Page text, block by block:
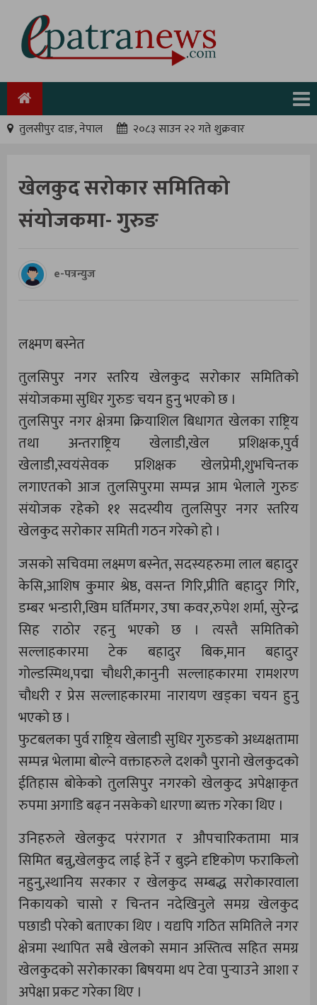
तुलसीपुर दाङ, नेपाल २०८३ साउन २२ गते शुक्रवार
खेलकुद सरोकार समितिको
संयोजकमा- गुरुङ
e-पत्रन्युज
लक्ष्मण बस्नेत
तुलसिपुर नगर स्तरिय खेलकुद सरोकार समितिको
संयोजकमा सुधिर गुरुङ चयन हुनु भएको छ ।
तुलसिपुर नगर क्षेत्रमा क्रियाशिल बिधागत खेलका राष्ट्रिय
तथा अन्तराष्ट्रिय खेलाडी,खेल प्रशिक्षक,पुर्व
खेलाडी,स्वयंसेवक प्रशिक्षक खेलप्रेमी,शुभचिन्तक
लगाएतको आज तुलसिपुरमा सम्पन्न आम भेलाले गुरुङ
संयोजक रहेको ११ सदस्यीय तुलसिपुर नगर स्तरिय
खेलकुद सरोकार समिती गठन गरेको हो ।
जसको सचिवमा लक्ष्मण बस्नेत, सदस्यहरुमा लाल बहादुर
केसि,आशिष कुमार श्रेष्ठ, वसन्त गिरि,प्रीति बहादुर गिरि,
डम्बर भन्डारी,खिम घर्तिमगर, उषा कवर,रुपेश शर्मा, सुरेन्द्र
सिह राठोर रहनु भएको छ । त्यस्तै समितिको
सल्लाहकारमा टेक बहादुर बिक,मान बहादुर
गोल्डस्मिथ,पद्मा चौधरी,कानुनी सल्लाहकारमा रामशरण
चौधरी र प्रेस सल्लाहकारमा नारायण खड्का चयन हुनु
भएको छ ।
फुटबलका पुर्व राष्ट्रिय खेलाडी सुधिर गुरुङको अध्यक्षतामा
सम्पन्न भेलामा बोल्ने वक्ताहरुले दशकौ पुरानो खेलकुदको
ईतिहास बोकेको तुलसिपुर नगरको खेलकुद अपेक्षाकृत
रुपमा अगाडि बढ्न नसकेको धारणा ब्यक्त गरेका थिए ।
उनिहरुले खेलकुद परंरागत र औपचारिकतामा मात्र
सिमित बन्नु,खेलकुद लाई हेर्ने र बुझ्ने दृष्टिकोण फराकिलो
नहुनु,स्थानिय सरकार र खेलकुद सम्बद्ध सरोकारवाला
निकायको चासो र चिन्तन नदेखिनुले समग्र खेलकुद
पछाडी परेको बताएका थिए । यद्यपि गठित समितिले नगर
क्षेत्रमा स्थापित सबै खेलको समान अस्तित्व सहित समग्र
खेलकुदको सरोकारका बिषयमा थप टेवा पुर्‍याउने आशा र
अपेक्षा प्रकट गरेका थिए ।